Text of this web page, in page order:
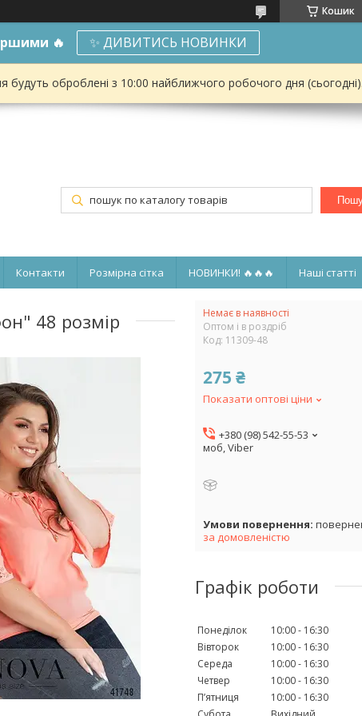
Кошик
🔥 ✨ ДИВИТИСЬ НОВИНКИ
будуть оброблені з 10:00 найближчого робочого дня (сьогодні).
Контакти Розмірна сітка НОВИНКИ! 🔥🔥🔥 Наші статті
48 розмір
Немає в наявності
Оптом і в роздріб
Код: 11309-48
275 ₴
Показати оптові ціни
+380 (98) 542-55-53
моб, Viber
за домовленістю
Графік роботи
Понеділок 10:00
16:30
Вівторок
10:00
16:30
Середа
10:00
16:30
Четвер
10:00
16:30
Пʼятниця
10:00
16:30